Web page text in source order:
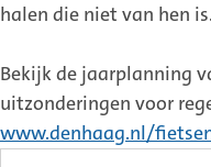
halen die niet van hen
Bekijk de jaarplanning
uitzonderingen voor
www.denhaag.nl/